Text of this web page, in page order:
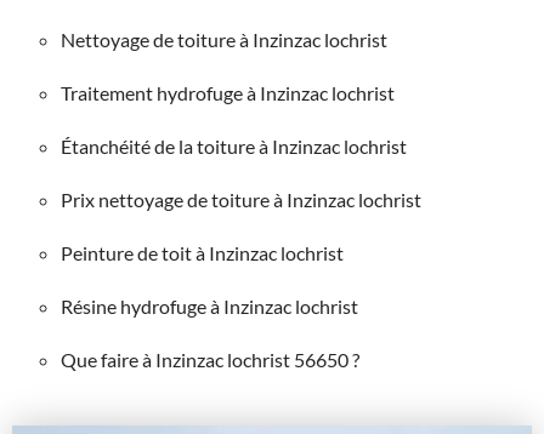
Nettoyage de toiture à Inzinzac lochrist
Traitement hydrofuge à Inzinzac lochrist
Étanchéité de la toiture à Inzinzac lochrist
Prix nettoyage de toiture à Inzinzac lochrist
Peinture de toit à Inzinzac lochrist
Résine hydrofuge à Inzinzac lochrist
Que faire à Inzinzac lochrist 56650 ?